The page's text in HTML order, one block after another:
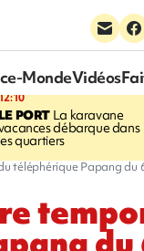
MondeVidéos
PORT La karavane
débarque dans
les quartiers
téléphérique Papang du